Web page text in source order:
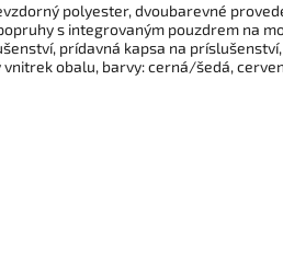
polyester, dvoubarevné
s integrovaným pouzdrem na
prídavná kapsa na
obalu, barvy: cerná/šedá,